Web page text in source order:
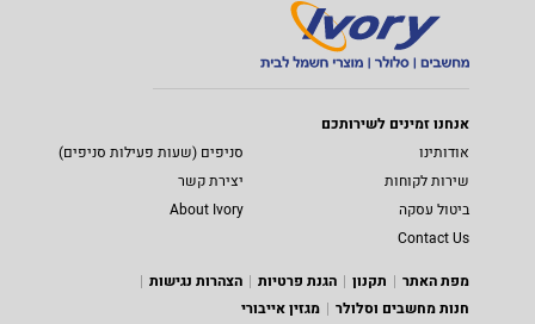
אנחנו זמינים לשירותכם
אודותינו
סניפים (שעות פעילות סניפים)
שירות לקוחות
יצירת קשר
ביטול עסקה
About Ivory
Contact Us
מפת האתר
תקנון הגנת פרטיות
הצהרות נגישות
חנות מחשבים וסלולר
מגזין אייבורי